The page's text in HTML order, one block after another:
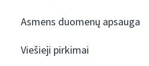
Asmens duomenų apsauga
Viešieji pirkimai